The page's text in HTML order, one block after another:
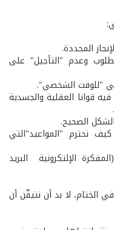
المحددة.
وعدم "التأجيل" على
"للوقت الشخصي".
قوانا العقلية والجسدية
الصحيح.
نحترم "المواعيد"التي
الإلتكرونية ­ البريد
الختام، لا بد أن نتيقّن أن